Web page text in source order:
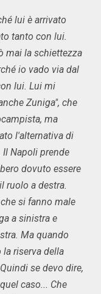
lui è arrivato
tanto con lui.
mai la schiettezza
io vado via dal
lui. Lui mi
Zuniga", che
ma
l'alternativa di
Napoli prende
dovuto essere
ruolo a destra.
si fanno male
a sinistra e
Ma quando
riserva della
se devo dire,
caso... Che